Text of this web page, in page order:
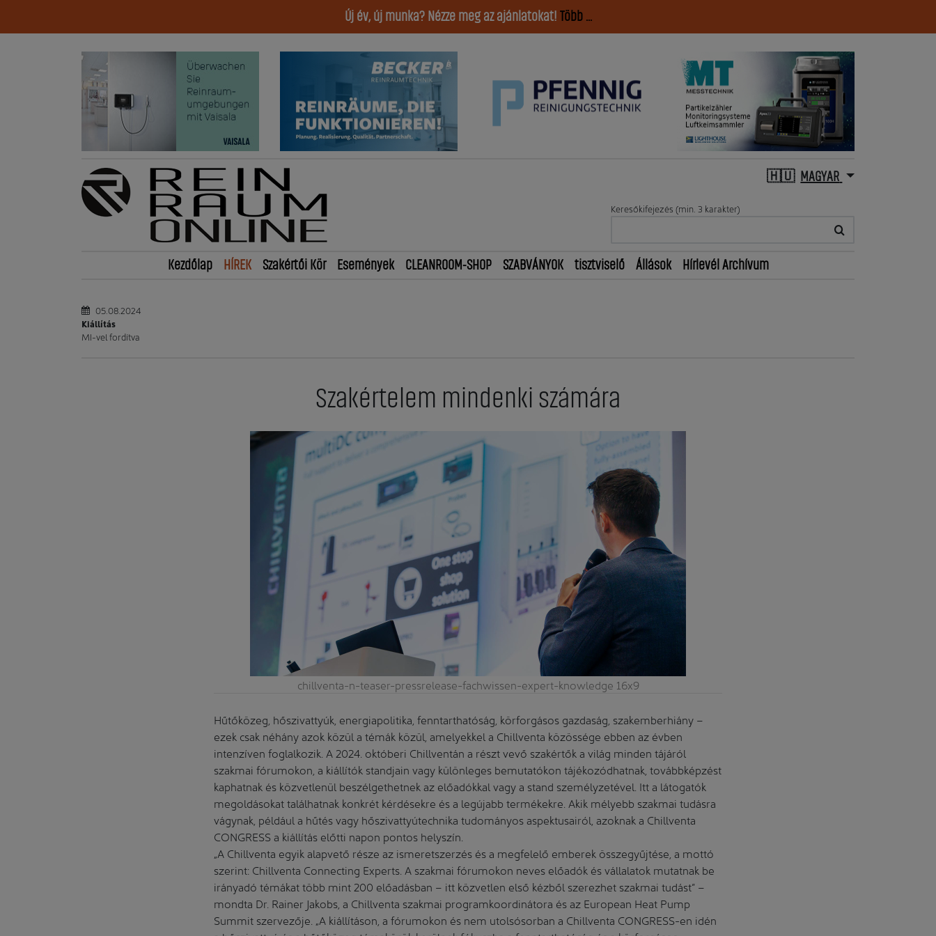
Új év, új munka? Nézze meg az ajánlatokat! Több ...
MAGYAR
Keresőkifejezés (min. 3 karakter)
Kezdőlap HÍREK Szakértői Kör Események CLEANROOM-SHOP SZABVÁNYOK tisztviselő Állások Hírlevél Archívum
05.08.2024
Kiállítás
MI-vel fordítva
Szakértelem mindenki számára
chillventa-n-teaser-pressrelease-fachwissen-expert-knowledge 16x9
Hűtőközeg, hőszivattyúk, energiapolitika, fenntarthatóság, körforgásos gazdaság, szakemberhiány –
ezek csak néhány azok közül a témák közül, amelyekkel a Chillventa közössége ebben az évben
intenzíven foglalkozik. A 2024. októberi Chillventán a részt vevő szakértők a világ minden tájáról
szakmai fórumokon, a kiállítók standjain vagy különleges bemutatókon tájékozódhatnak, továbbképzést
kaphatnak és közvetlenül beszélgethetnek az előadókkal vagy a stand személyzetével. Itt a látogatók
megoldásokat találhatnak konkrét kérdésekre és a legújabb termékekre. Akik mélyebb szakmai tudásra
vágynak, például a hűtés vagy hőszivattyútechnika tudományos aspektusairól, azoknak a Chillventa
CONGRESS a kiállítás előtti napon pontos helyszín.
„A Chillventa egyik alapvető része az ismeretszerzés és a megfelelő emberek összegyűjtése, a mottó
szerint: Chillventa Connecting Experts. A szakmai fórumokon neves előadók és vállalatok mutatnak be
irányadó témákat több mint 200 előadásban – itt közvetlen első kézből szerezhet szakmai tudást” –
mondta Dr. Rainer Jakobs, a Chillventa szakmai programkoordinátora és az European Heat Pump
Summit szervezője. „A kiállításon, a fórumokon és nem utolsósorban a Chillventa CONGRESS-en idén